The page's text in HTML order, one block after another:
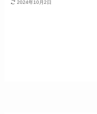
2024年10月2日